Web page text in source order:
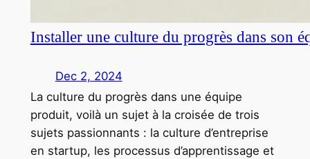
Installer une culture du progrès dans son
Dec 2, 2024
La culture du progrès dans une équipe
produit, voilà un sujet à la croisée de trois
sujets passionnants : la culture d’entreprise
en startup, les processus d’apprentissage et